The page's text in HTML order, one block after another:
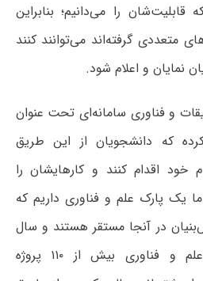
را می‌دانیم؛ بنابراین
متعددی گرفته‌اند می‌توانند کنند
نمایان و اعلام شود.
و فناوری سامانه‌ای تحت عنوان
کرده که دانشجویان از این طریق
خود اقدام کنند و کارهایشان را
ما یک پارک علم و فناوری داریم که
دانش‌بنیان در آنجا مستقر هستند و سال
گذشته در همین پارک علم و فناوری بیش از ۱۱۰ پروژه